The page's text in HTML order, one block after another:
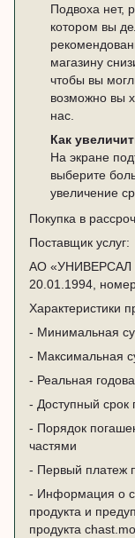
Подвоха нет,
котором вы
магазину
чтобы вы
возможно вы
нас.
Как
На экране
выберите
увеличение
Покупка в
Поставщик услуг:
АО «УНИВЕРСАЛ
20.01.1994,
Характеристики
- Минимальная
- Максимальная
- Реальная
- Доступный срок
- Порядок
частями
- Первый платеж
- Информация о
продукта и
продукта